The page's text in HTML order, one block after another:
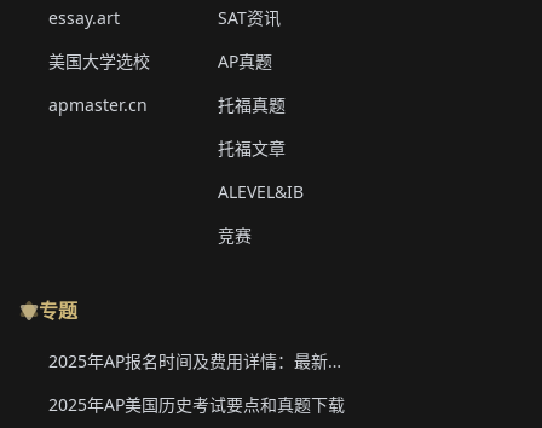
essay.art
美国大学选校
apmaster.cn
SAT资讯
AP真题
托福真题
托福文章
ALEVEL&IB
竞赛
专题
2025年AP报名时间及费用详情：最新香港、韩国、新加坡二轮报名信息
2025年AP美国历史考试要点和真题下载